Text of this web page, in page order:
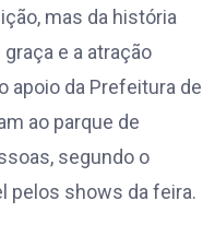
mas da história
e a atração
apoio da Prefeitura de
ao parque de
segundo o
pelos shows da feira.